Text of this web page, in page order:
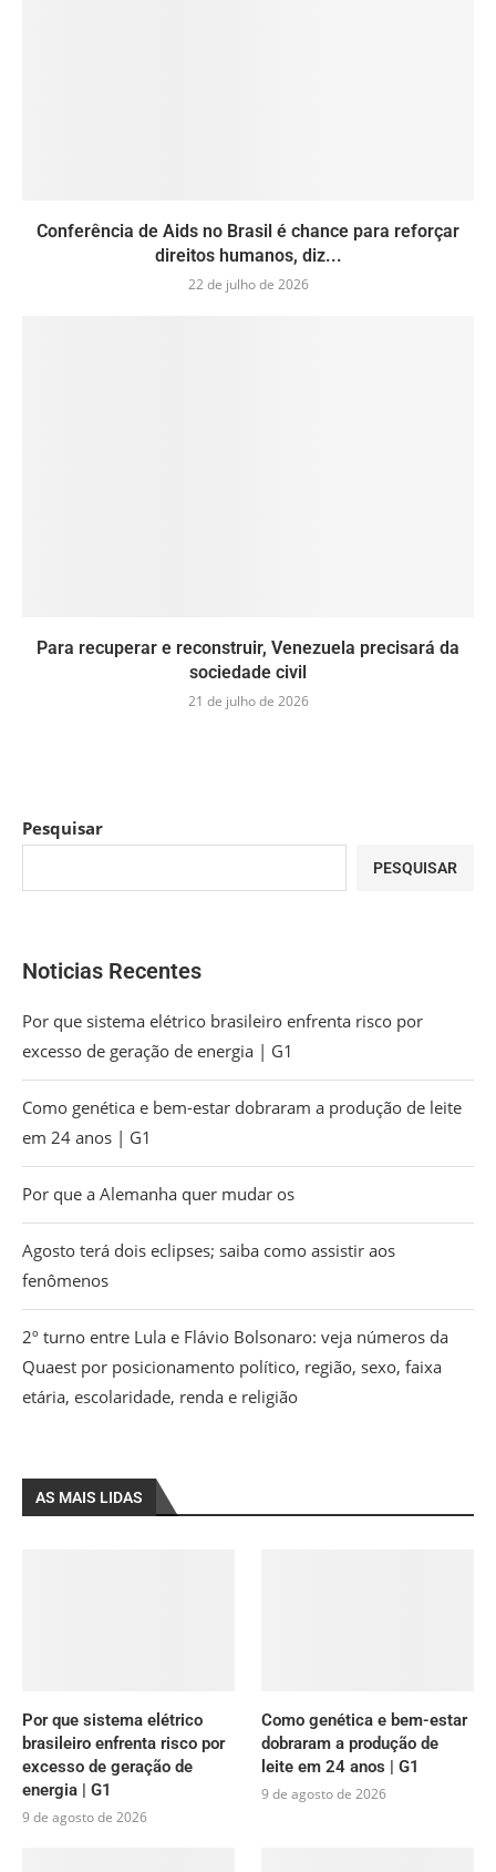
Conferência de Aids no Brasil é chance para reforçar
direitos humanos, diz...
22 de julho de 2026
Para recuperar e reconstruir, Venezuela precisará da
sociedade civil
21 de julho de 2026
Pesquisar
PESQUISAR
Noticias Recentes
Por que sistema elétrico brasileiro enfrenta risco por
excesso de geração de energia | G1
Como genética e bem-estar dobraram a produção de leite
em 24 anos | G1
Por que a Alemanha quer mudar os
Agosto terá dois eclipses; saiba como assistir aos
fenômenos
2º turno entre Lula e Flávio Bolsonaro: veja números da
Quaest por posicionamento político, região, sexo, faixa
etária, escolaridade, renda e religião
AS MAIS LIDAS
Por que sistema elétrico
brasileiro enfrenta risco por
excesso de geração de
energia | G1
9 de agosto de 2026
Como genética e bem-estar
dobraram a produção de
leite em 24 anos | G1
9 de agosto de 2026